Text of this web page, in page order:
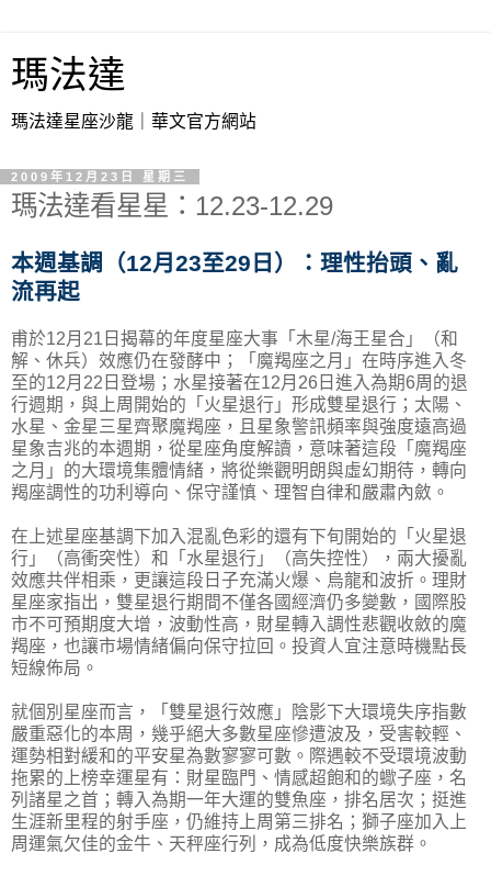
瑪法達
瑪法達星座沙龍｜華文官方網站
2009年12月23日 星期三
瑪法達看星星：12.23-12.29
本週基調（12月23至29日）：理性抬頭、亂
流再起
甫於12月21日揭幕的年度星座大事「木星/海王星合」（和
解、休兵）效應仍在發酵中；「魔羯座之月」在時序進入冬
至的12月22日登場；水星接著在12月26日進入為期6周的退
行週期，與上周開始的「火星退行」形成雙星退行；太陽、
水星、金星三星齊聚魔羯座，且星象警訊頻率與強度遠高過
星象吉兆的本週期，從星座角度解讀，意味著這段「魔羯座
之月」的大環境集體情緒，將從樂觀明朗與虛幻期待，轉向
羯座調性的功利導向、保守謹慎、理智自律和嚴肅內斂。
在上述星座基調下加入混亂色彩的還有下旬開始的「火星退
行」（高衝突性）和「水星退行」（高失控性），兩大擾亂
效應共伴相乘，更讓這段日子充滿火爆、烏龍和波折。理財
星座家指出，雙星退行期間不僅各國經濟仍多變數，國際股
市不可預期度大增，波動性高，財星轉入調性悲觀收斂的魔
羯座，也讓市場情緒偏向保守拉回。投資人宜注意時機點長
短線佈局。
就個別星座而言，「雙星退行效應」陰影下大環境失序指數
嚴重惡化的本周，幾乎絕大多數星座慘遭波及，受害較輕、
運勢相對緩和的平安星為數寥寥可數。際遇較不受環境波動
拖累的上榜幸運星有：財星臨門、情感超飽和的蠍子座，名
列諸星之首；轉入為期一年大運的雙魚座，排名居次；挺進
生涯新里程的射手座，仍維持上周第三排名；獅子座加入上
周運氣欠佳的金牛、天秤座行列，成為低度快樂族群。